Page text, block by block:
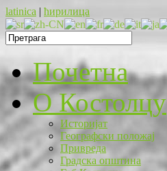
latinica | ћирилица
Почетна
O Костолцу
Историјат
Географски положај
Привреда
Градска општина